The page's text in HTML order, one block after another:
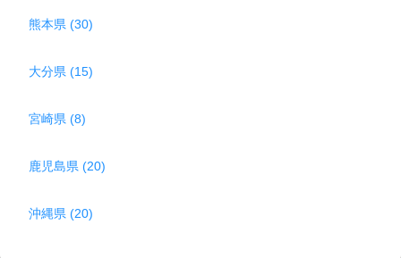
熊本県 (30)
大分県 (15)
宮崎県 (8)
鹿児島県 (20)
沖縄県 (20)